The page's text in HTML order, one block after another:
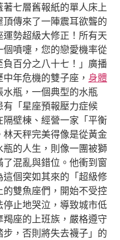
七層舊報紙的單人床上
傳來了一陣震耳欲聾的
勢超級大修正！所有天
噴嚏，您的戀愛機率從
百分之八十七！」廣播
年危機的雙子座， 身體
瓶，一個典型的水瓶
「星座預報壓力症候
壁棟、經營一家「平衡
林天秤完美得像是從黃金
的人生，則像一團被獅
混亂與錯位。他衝到窗
個突如其來的「超級修
雙魚座們，開始不受控
止地哭泣，導致城市低
座的上班族，嚴格遵守
，否則將失去襪子」的